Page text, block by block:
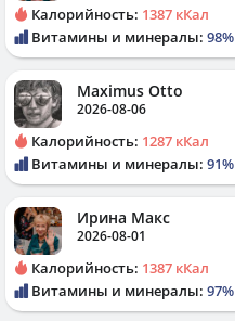
Калорийность: 1387 кКал
Витамины и минералы: 98%
Maximus Otto
2026-08-06
Калорийность: 1287 кКал
Витамины и минералы: 91%
Ирина Макс
2026-08-01
Калорийность: 1387 кКал
Витамины и минералы: 97%